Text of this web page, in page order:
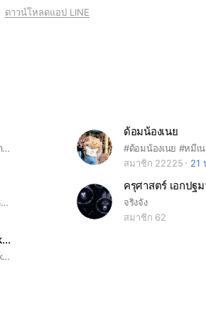
ดาวน์โหลดแอป LINE
กลุ่มนี้เป็นกลุ่มแจกรูปท้องฟ้า/คริป หรือรูปต่างๆ สามารถเข้ามาคุยเล่นกันได้ค่ะ ไม่นำรูปในกลุ่มไปแจกต่อ
ด้อมน้องเนย
#ด้อมน้องเนย #หมีเ
สมาชิก 22225
21
กิตติภพ เสรีวิชยสวัสดิ์ (สตางค์) Kittiphop Sereevichayasawat #กระปุกของสตางค์ #satangks
ครุศาสตร์ เอกปฐม
จริงจัง
สมาชิก 62
สอบเข้ามหาลัย TCAS70 ทุนค่าย dek70
รวมข่าวสอบเข้าสำหรับ TCAS68 dek8 dek69 รับตรง ทุน ค่าย